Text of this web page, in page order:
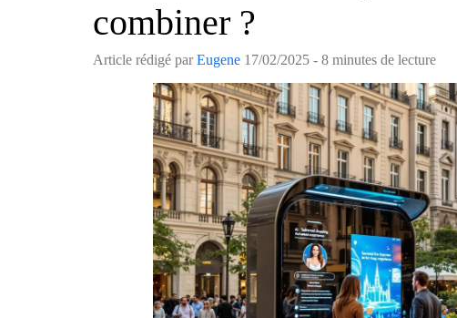
combiner ?
Article rédigé parEugene 17/02/2025 - 8 minutes de lecture